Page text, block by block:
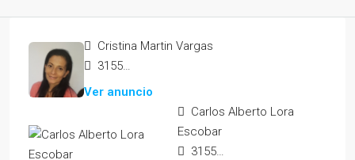
Cristina Martin Vargas
3155212570
Ver anuncio
Carlos Alberto Lora
Escobar
3155942963